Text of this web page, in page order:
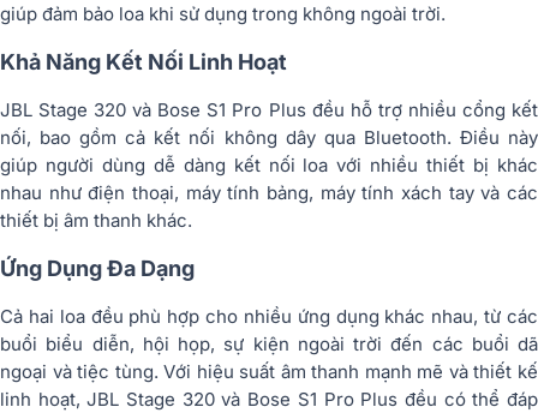
giúp đảm bảo loa khi sử dụng trong không ngoài trời.
Khả Năng Kết Nối Linh Hoạt
JBL Stage 320 và Bose S1 Pro Plus đều hỗ trợ nhiều cổng kết
nối, bao gồm cả kết nối không dây qua Bluetooth. Điều này
giúp người dùng dễ dàng kết nối loa với nhiều thiết bị khác
nhau như điện thoại, máy tính bảng, máy tính xách tay và các
thiết bị âm thanh khác.
Ứng Dụng Đa Dạng
Cả hai loa đều phù hợp cho nhiều ứng dụng khác nhau, từ các
buổi biểu diễn, hội họp, sự kiện ngoài trời đến các buổi dã
ngoại và tiệc tùng. Với hiệu suất âm thanh mạnh mẽ và thiết kế
linh hoạt, JBL Stage 320 và Bose S1 Pro Plus đều có thể đáp